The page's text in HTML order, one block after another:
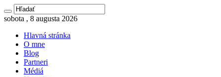
sobota , 8 augusta 2026
Hlavná stránka
O mne
Blog
Partneri
Médiá